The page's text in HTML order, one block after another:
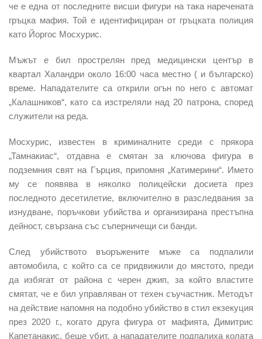
че е една от последните висши фигури на така наречената
гръцка мафия. Той е идентифициран от гръцката полиция
като Йоргос Мосхурис.
Мъжът е бил прострелян пред медицински център в
квартал Халандри около 16:00 часа местно ( и българско)
време. Нападателите са открили огън по него с автомат
„Калашников“, като са изстреляли над 20 патрона, според
служители на реда.
Мосхурис, известен в криминалните среди с прякора
„Тамнакиас“, отдавна е смятан за ключова фигура в
подземния свят на Гърция, припомня „Катимерини“. Името
му се появява в няколко полицейски досиета през
последното десетилетие, включително в разследвания за
изнудване, поръчкови убийства и организирана престъпна
дейност, свързана със съперничещи си банди.
След убийството въоръжените мъже са подпалили
автомобила, с който са се придвижили до мястото, преди
да избягат от района с черен джип, за който властите
смятат, че е бил управляван от техен съучастник. Методът
на действие напомня на подобно убийство в стил екзекуция
през 2020 г., когато друга фигура от мафията, Димитрис
Капетанакис, беше убит, а нападателите подпалиха колата